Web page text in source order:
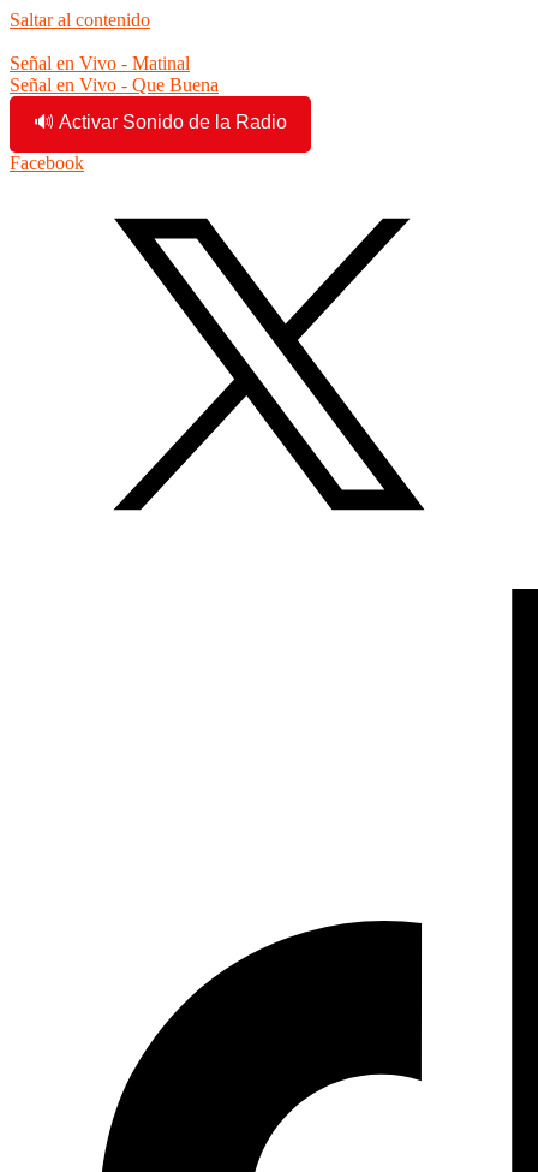
Saltar al contenido
Señal en Vivo - Matinal
Señal en Vivo - Que Buena
🔊 Activar Sonido de la Radio
Facebook